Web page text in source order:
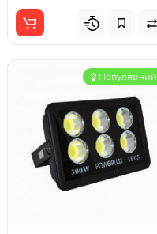
Популярний